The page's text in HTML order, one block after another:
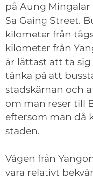
på Aung
Sa Gaing Street.
kilometer från
kilometer från
är lättast att ta
tänka på att
stadskärnan och
om man reser till
eftersom man då
staden.
Vägen från
vara relativt